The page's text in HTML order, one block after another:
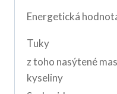
Energetická
Tuky
z toho nasýtené
kyseliny